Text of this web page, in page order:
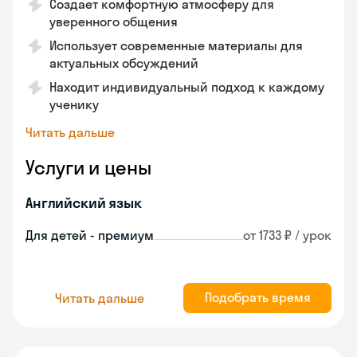
Создает комфортную атмосферу для
уверенного общения
Использует современные материалы для
актуальных обсуждений
Находит индивидуальный подход к каждому
ученику
Читать дальше
Услуги и цены
Английский язык
Для детей - премиум от 1733 ₽ / урок
Читать дальше Подобрать время